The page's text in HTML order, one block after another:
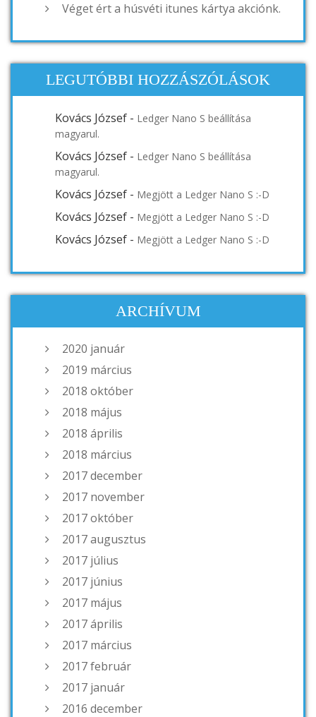
Véget ért a húsvéti itunes kártya akciónk.
LEGUTÓBBI HOZZÁSZÓLÁSOK
Kovács József - Ledger Nano S beállítása
magyarul.
Kovács József - Ledger Nano S beállítása
magyarul.
Kovács József - Megjött a Ledger Nano S :-D
Kovács József - Megjött a Ledger Nano S :-D
Kovács József - Megjött a Ledger Nano S :-D
ARCHÍVUM
2020 január
2019 március
2018 október
2018 május
2018 április
2018 március
2017 december
2017 november
2017 október
2017 augusztus
2017 július
2017 június
2017 május
2017 április
2017 március
2017 február
2017 január
2016 december